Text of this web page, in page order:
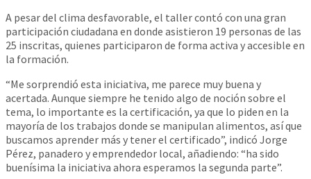
A pesar del clima desfavorable, el taller contó con una gran
participación ciudadana en donde asistieron 19 personas de las
25 inscritas, quienes participaron de forma activa y accesible en
la formación.
“Me sorprendió esta iniciativa, me parece muy buena y
acertada. Aunque siempre he tenido algo de noción sobre el
tema, lo importante es la certificación, ya que lo piden en la
mayoría de los trabajos donde se manipulan alimentos, así que
buscamos aprender más y tener el certificado”, indicó Jorge
Pérez, panadero y emprendedor local, añadiendo: “ha sido
buenísima la iniciativa ahora esperamos la segunda parte”.